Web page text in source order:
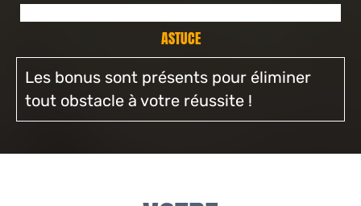
ASTUCE
Les bonus sont présents pour éliminer
tout obstacle à votre réussite !